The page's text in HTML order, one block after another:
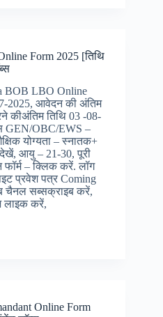
Form 2025 [तिथि
BOB LBO Online
2025, आवेदन की अंतिम
कीअंतिम तिथि 03 -08-
GEN/OBC/EWS –
योग्यता – स्नातक+
देखें, आयु – 21-30, पूरी
– क्लिक करें. लॉग
प्रवेश पत्र Coming
चैनल सब्सक्राइब करें,
लाइक करें,
Online Form